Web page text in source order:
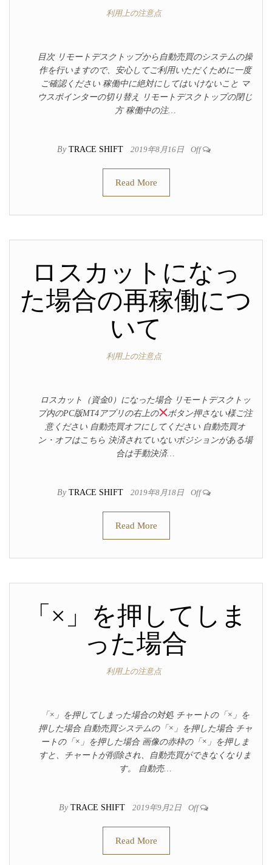
利用上の注意点
目次 リモートデスクトップから自動売買のシステムの操
作を行いますので、安心してご利用いただくために一度
ご確認ください 稼働中に絶対にしてはいけないこと マ
ウスポインターの切り替え リモートデスクトップの閉じ
方 稼働中の注…
By TRACE SHIFT 2019年8月16日 Off
Read More
ロスカットになっ
た場合の再稼働につ
いて
利用上の注意点
ロスカット（資金0）になった場合 リモートデスクトッ
プ内のPC版MT4アプリの右上の
ボタン押さない様ご注
意ください 自動売買オフにしてください 自動売買オ
ン・オフはこちら 決済されていないポジションがある場
合は手動決済…
By TRACE SHIFT 2019年8月18日 Off
Read More
「×」を押してしま
った場合
利用上の注意点
「×」を押してしまった場合の対処 チャートの「×」を
押した場合 自動売買システムの「×」を押した場合 チャ
ートの「×」を押した場合 画像の赤枠の「×」を押しま
すと、チャートが削除され、自動売買ができなくなりま
す。 自動売…
By TRACE SHIFT 2019年9月2日 Off
Read More